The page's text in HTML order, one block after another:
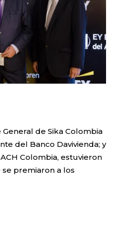
de Sika Colombia
del Banco Davivienda; y
Colombia, estuvieron
premiaron a los